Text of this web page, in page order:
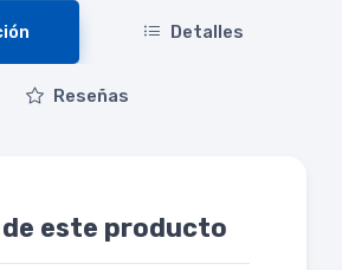
Detalles
Reseñas
este producto